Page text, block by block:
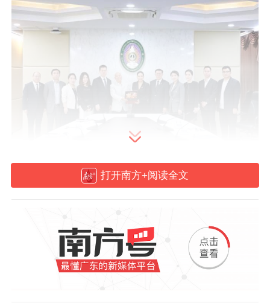
代表团走访泰国萱素南他皇家大学
深化交流合作 共促中泰职教融合
代表团在泰国萱素南他皇家大学受到校长朱
打开南方+阅读全文